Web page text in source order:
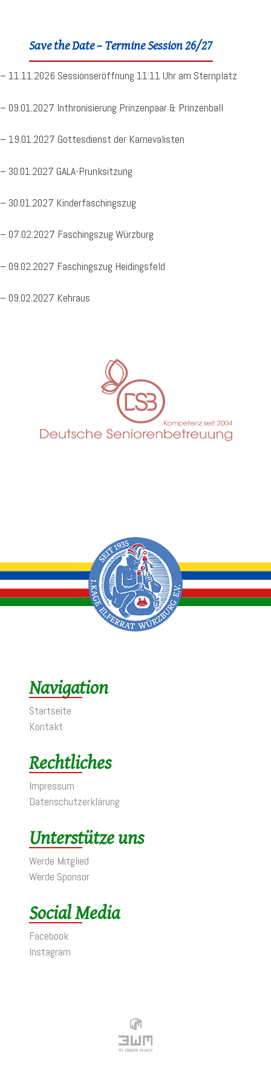
Save the Date – Termine Session 26/27
– 11.11.2026 Sessionseröffnung 11:11 Uhr am Sternplatz
– 09.01.2027 Inthronisierung Prinzenpaar & Prinzenball
– 19.01.2027 Gottesdienst der Karnevalisten
– 30.01.2027 GALA-Prunksitzung
– 30.01.2027 Kinderfaschingszug
– 07.02.2027 Faschingszug Würzburg
– 09.02.2027 Faschingszug Heidingsfeld
– 09.02.2027 Kehraus
Navigation
Startseite
Kontakt
Rechtliches
Impressum
Datenschutzerklärung
Unterstütze uns
Werde Mitglied
Werde Sponsor
Social Media
Facebook
Instagram